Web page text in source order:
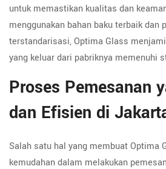
untuk memastikan kualitas dan
menggunakan bahan baku terbaik dan
terstandarisasi, Optima Glass
yang keluar dari pabriknya memenuhi
Proses Pemesanan
dan Efisien di
Salah satu hal yang membuat Optima
kemudahan dalam melakukan